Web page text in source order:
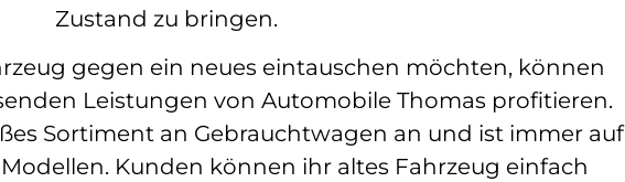
Zustand zu bringen.
gegen ein neues eintauschen möchten, können
Leistungen von Automobile Thomas profitieren.
Sortiment an Gebrauchtwagen an und ist immer auf
Kunden können ihr altes Fahrzeug einfach